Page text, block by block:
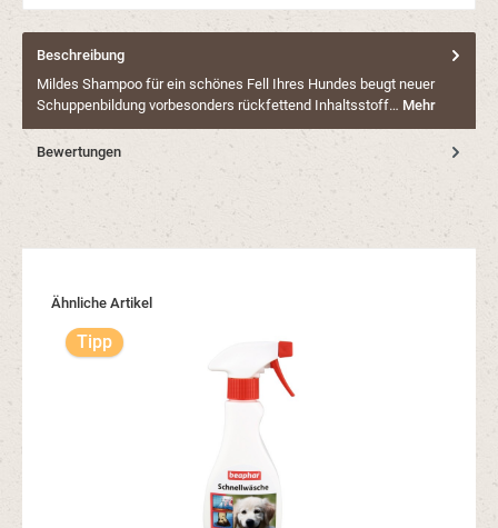
Beschreibung
Mildes Shampoo für ein schönes Fell Ihres Hundes beugt neuer
Schuppenbildung vorbesonders rückfettend Inhaltsstoff… Mehr
Bewertungen
Produktgalerie überspringen
Ähnliche Artikel
Tipp